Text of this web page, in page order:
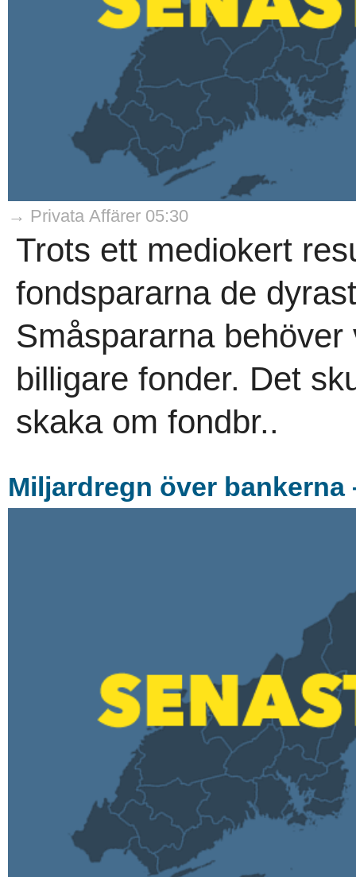
→ Privata Affärer 05:30
Trots ett mediokert
fondspararna de
Småspararna
billigare fonder. Det
skaka om fondbr..
Miljardregn över